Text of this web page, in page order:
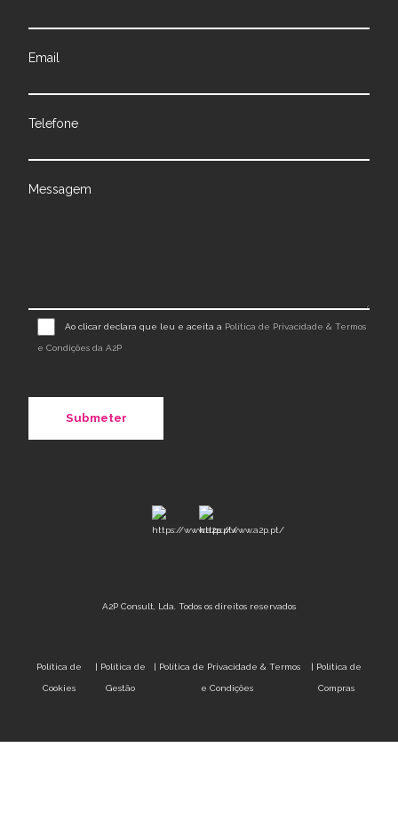
Email
Telefone
Messagem
Ao clicar declara que leu e aceita a Política de Privacidade & Termos
e Condições da A2P
A2P Consult, Lda. Todos os direitos reservados
Política de
Cookies
Política de
Gestão
Política de Privacidade & Termos
e Condições
Política de
Compras